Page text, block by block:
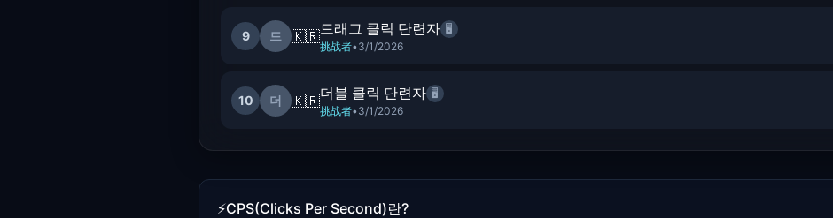
9 드 🇰🇷드래그 클릭 단련자 🖥️
挑战者•3/1/2026
10 더 🇰🇷더블 클릭 단련자 🖥️
挑战者•3/1/2026
⚡CPS(Clicks Per Second)란?